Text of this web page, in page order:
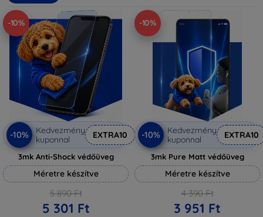
-10%
-10%
Kedvezmény
kuponnal
EXTRA10
3mk Anti-Shock védőüveg
Méretre készítve
5 890 Ft
5 301 Ft
-10%
-10%
Kedvezmény
kuponnal
EXTRA10
3mk Pure Matt védőüveg
Méretre készítve
4 390 Ft
3 951 Ft